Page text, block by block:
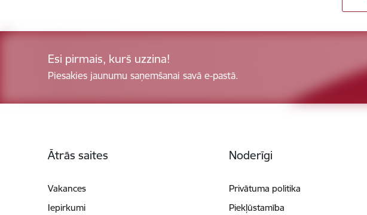
Esi pirmais, kurš uzzina!
Piesakies jaunumu saņemšanai savā e-pastā.
Ātrās saites
Vakances
Iepirkumi
Noderīgi
Privātuma politika
Piekļūstamība